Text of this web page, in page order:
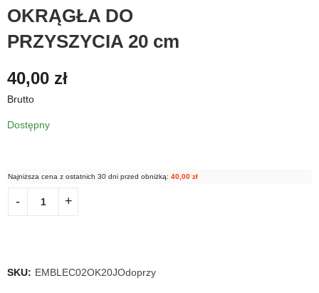
OKRĄGŁA DO
PRZYSZYCIA 20 cm
40,00 zł
Brutto
Dostępny
Najniższa cena z ostatnich 30 dni przed obniżką: 40,00 zł
SKU: EMBLEC02OK20JOdoprzy